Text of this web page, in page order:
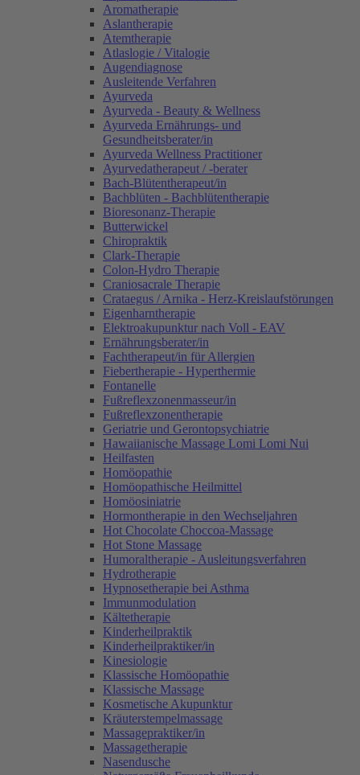
Aromatherapie
Aslantherapie
Atemtherapie
Atlaslogie / Vitalogie
Augendiagnose
Ausleitende Verfahren
Ayurveda
Ayurveda - Beauty & Wellness
Ayurveda Ernährungs- und
Gesundheitsberater/in
Ayurveda Wellness Practitioner
Ayurvedatherapeut / -berater
Bach-Blütentherapeut/in
Bachblüten - Bachblütentherapie
Bioresonanz-Therapie
Butterwickel
Chiropraktik
Clark-Therapie
Colon-Hydro Therapie
Craniosacrale Therapie
Crataegus / Arnika - Herz-Kreislaufstörungen
Eigenharntherapie
Elektroakupunktur nach Voll - EAV
Ernährungsberater/in
Fachtherapeut/in für Allergien
Fiebertherapie - Hyperthermie
Fontanelle
Fußreflexzonenmasseur/in
Fußreflexzonentherapie
Geriatrie und Gerontopsychiatrie
Hawaiianische Massage Lomi Lomi Nui
Heilfasten
Homöopathie
Homöopathische Heilmittel
Homöosiniatrie
Hormontherapie in den Wechseljahren
Hot Chocolate Choccoa-Massage
Hot Stone Massage
Humoraltherapie - Ausleitungsverfahren
Hydrotherapie
Hypnosetherapie bei Asthma
Immunmodulation
Kältetherapie
Kinderheilpraktik
Kinderheilpraktiker/in
Kinesiologie
Klassische Homöopathie
Klassische Massage
Kosmetische Akupunktur
Kräuterstempelmassage
Massagepraktiker/in
Massagetherapie
Nasendusche